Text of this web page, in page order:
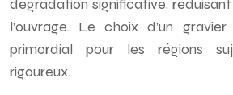
dégradation significative,
l’ouvrage. Le choix d’un
primordial pour les régions
rigoureux.